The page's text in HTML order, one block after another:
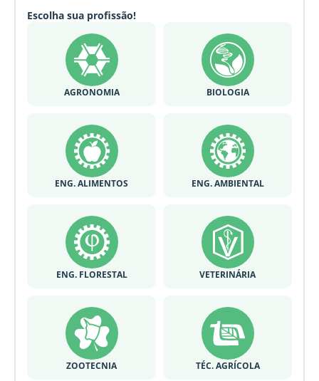
Escolha sua profissão!
AGRONOMIA BIOLOGIA
ENG. ALIMENTOS ENG. AMBIENTAL
ENG. FLORESTAL VETERINÁRIA
ZOOTECNIA TÉC. AGRÍCOLA